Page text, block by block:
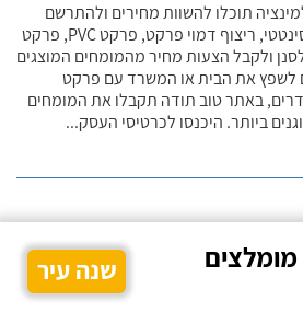
תוכלו להשוות מחירים ולהתרשם
ממגוון פתרונות הפרקט הסינטטי, ריצוף דמוי פרקט, פרקט PVC, פרקט
ולקבל הצעות מחיר מהמומחים המוצגים
לשפץ את הבית או המשרד עם פרקט
באתר טוב תודה תקבלו את המומחים
ביותר. היכנסו לכרטיסי העסק...
שנה עיר